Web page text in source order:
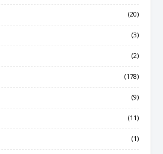
(20)
(3)
(2)
(178)
(9)
(11)
(1)